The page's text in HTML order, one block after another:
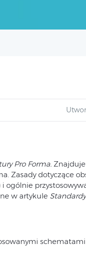
Pro Forma.Znajduje
Zasady dotyczące
ogólnie
w artykule